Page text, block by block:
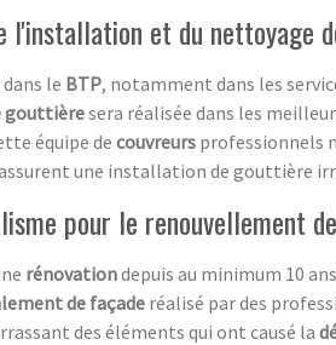
l'installation et du nettoyage
le BTP, notamment dans les
gouttièresera réalisée dans les
équipe de couvreurs professionnels
une installation de gouttière
pour le renouvellement
rénovationdepuis au minimum 10
de façaderéalisé par des
des éléments qui ont causé la